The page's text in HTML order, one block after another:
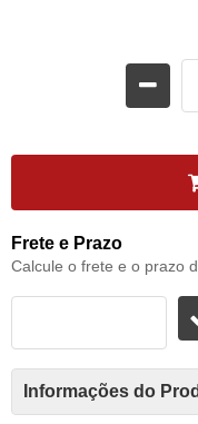
Frete e Prazo
Calcule o frete e o prazo
Informações do